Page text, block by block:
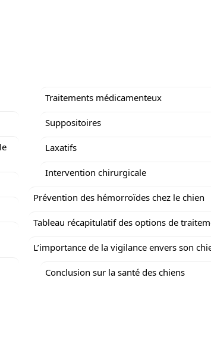
Traitements médicamenteux
Suppositoires
Laxatifs
Intervention chirurgicale
Prévention des hémorroïdes chez le chien
Tableau récapitulatif des options de
L’importance de la vigilance envers son
Conclusion sur la santé des chiens